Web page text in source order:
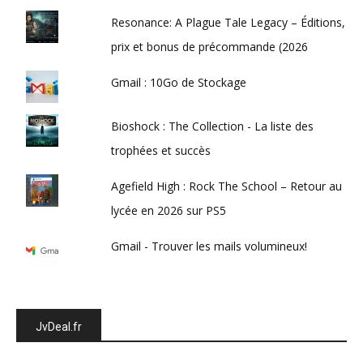
Resonance: A Plague Tale Legacy – Éditions,
prix et bonus de précommande (2026
Gmail : 10Go de Stockage
Bioshock : The Collection - La liste des
trophées et succès
Agefield High : Rock The School – Retour au
lycée en 2026 sur PS5
Gmail - Trouver les mails volumineux!
JvDeal.fr